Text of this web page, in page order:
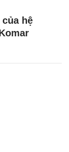
hệ